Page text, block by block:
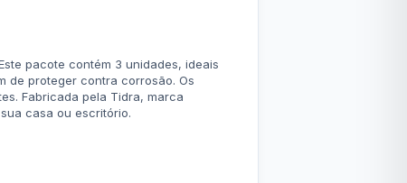
pacote contém 3 unidades, ideais
de proteger contra corrosão. Os
Fabricada pela Tidra, marca
casa ou escritório.